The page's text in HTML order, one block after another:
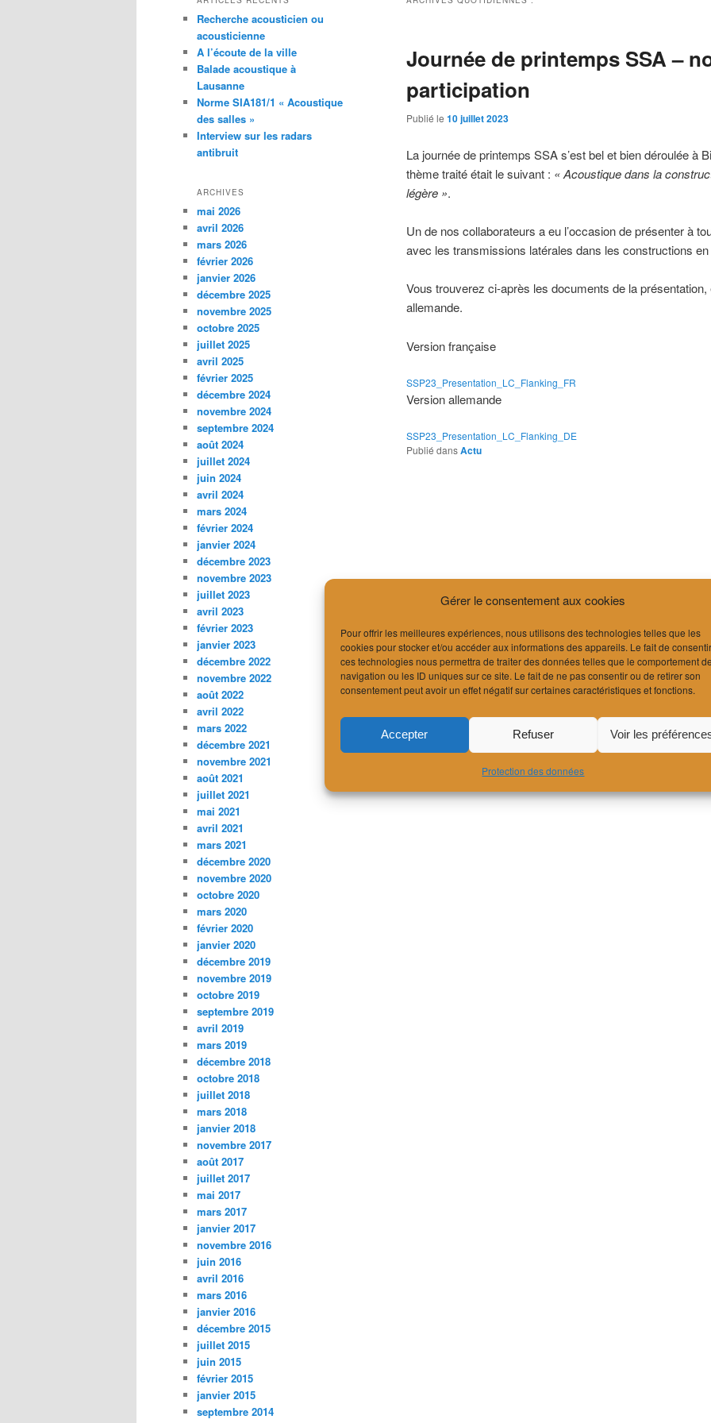
Gérer le consentement aux cookies
Pour offrir les meilleures expériences, nous utilisons des technologies telles que les
cookies pour stocker et/ou accéder aux informations des appareils. Le fait de
ces technologies nous permettra de traiter des données telles que le comportement
navigation ou les ID uniques sur ce site. Le fait de ne pas consentir ou de retirer son
consentement peut avoir un effet négatif sur certaines caractéristiques et fonctions.
Accepter Refuser Voir les
Protection des données
Journée de printemps SSA –
participation
Publié le 10 juillet 2023
La journée de printemps SSA s’est bel et bien déroulée à
thème traité était le suivant : « Acoustique dans la
légère ».
Un de nos collaborateurs a eu l’occasion de présenter à
avec les transmissions latérales dans les constructions
Vous trouverez ci-après les documents de la
allemande.
Version française
SSP23_Presentation_LC_Flanking_FR
Version allemande
SSP23_Presentation_LC_Flanking_DE
Publié dansActu
Recherche acousticien ou
acousticienne
A l’écoute de la ville
Balade acoustique à
Lausanne
Norme SIA181/1 « Acoustique
des salles »
Interview sur les radars
antibruit
ARCHIVES
mai 2026
avril 2026
mars 2026
février 2026
janvier 2026
décembre 2025
novembre 2025
octobre 2025
juillet 2025
avril 2025
février 2025
décembre 2024
novembre 2024
septembre 2024
août 2024
juillet 2024
juin 2024
avril 2024
mars 2024
février 2024
janvier 2024
décembre 2023
novembre 2023
juillet 2023
avril 2023
février 2023
janvier 2023
décembre 2022
novembre 2022
août 2022
avril 2022
mars 2022
décembre 2021
novembre 2021
août 2021
juillet 2021
mai 2021
avril 2021
mars 2021
décembre 2020
novembre 2020
octobre 2020
mars 2020
février 2020
janvier 2020
décembre 2019
novembre 2019
octobre 2019
septembre 2019
avril 2019
mars 2019
décembre 2018
octobre 2018
juillet 2018
mars 2018
janvier 2018
novembre 2017
août 2017
juillet 2017
mai 2017
mars 2017
janvier 2017
novembre 2016
juin 2016
avril 2016
mars 2016
janvier 2016
décembre 2015
juillet 2015
juin 2015
février 2015
janvier 2015
septembre 2014